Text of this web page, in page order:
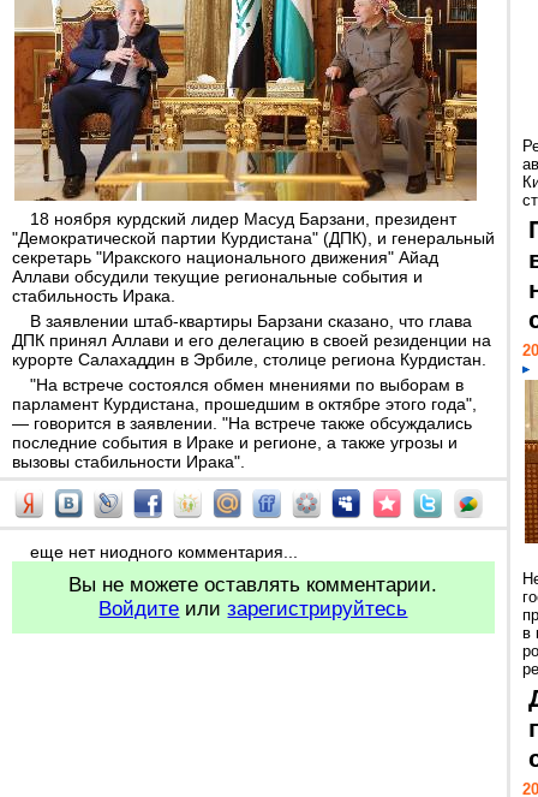
18 ноября курдский лидер Масуд Барзани, президент
"Демократической партии Курдистана" (ДПК), и генеральный
секретарь "Иракского национального движения" Айад
Аллави обсудили текущие региональные события и
стабильность Ирака.
В заявлении штаб-квартиры Барзани сказано, что глава
ДПК принял Аллави и его делегацию в своей резиденции на
курорте Салахаддин в Эрбиле, столице региона Курдистан.
"На встрече состоялся обмен мнениями по выборам в
парламент Курдистана, прошедшим в октябре этого года",
— говорится в заявлении. "На встрече также обсуждались
последние события в Ираке и регионе, а также угрозы и
вызовы стабильности Ирака".
еще нет ниодного комментария...
Вы не можете оставлять комментарии.
Войдите илизарегистрируйтесь
в